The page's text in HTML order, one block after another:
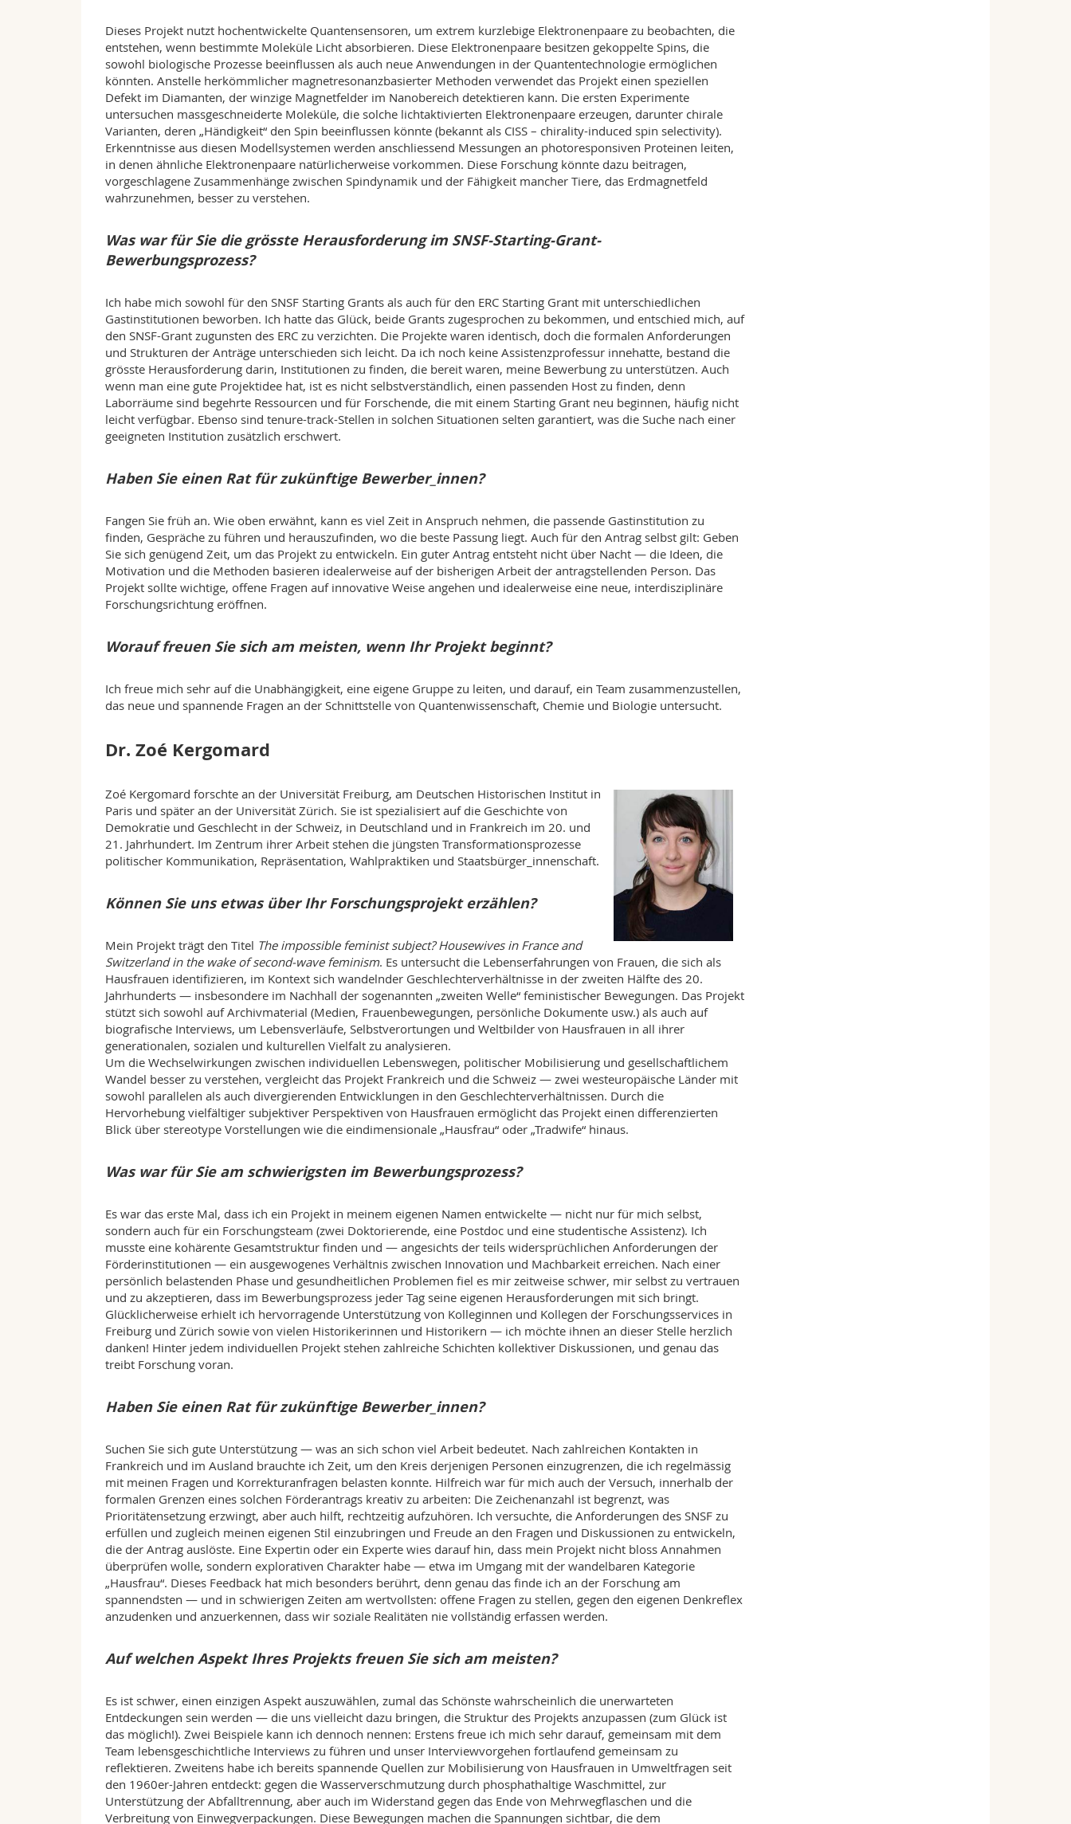
Dieses Projekt nutzt hochentwickelte Quantensensoren, um extrem kurzlebige Elektronenpaare zu beobachten, die
entstehen, wenn bestimmte Moleküle Licht absorbieren. Diese Elektronenpaare besitzen gekoppelte Spins, die
sowohl biologische Prozesse beeinflussen als auch neue Anwendungen in der Quantentechnologie ermöglichen
könnten. Anstelle herkömmlicher magnetresonanzbasierter Methoden verwendet das Projekt einen speziellen
Defekt im Diamanten, der winzige Magnetfelder im Nanobereich detektieren kann. Die ersten Experimente
untersuchen massgeschneiderte Moleküle, die solche lichtaktivierten Elektronenpaare erzeugen, darunter chirale
Varianten, deren „Händigkeit“ den Spin beeinflussen könnte (bekannt als CISS – chirality-induced spin selectivity).
Erkenntnisse aus diesen Modellsystemen werden anschliessend Messungen an photoresponsiven Proteinen leiten,
in denen ähnliche Elektronenpaare natürlicherweise vorkommen. Diese Forschung könnte dazu beitragen,
vorgeschlagene Zusammenhänge zwischen Spindynamik und der Fähigkeit mancher Tiere, das Erdmagnetfeld
wahrzunehmen, besser zu verstehen.
Was war für Sie die grösste Herausforderung im SNSF-Starting-Grant-
Bewerbungsprozess?
Ich habe mich sowohl für den SNSF Starting Grants als auch für den ERC Starting Grant mit unterschiedlichen
Gastinstitutionen beworben. Ich hatte das Glück, beide Grants zugesprochen zu bekommen, und entschied mich, auf
den SNSF-Grant zugunsten des ERC zu verzichten. Die Projekte waren identisch, doch die formalen Anforderungen
und Strukturen der Anträge unterschieden sich leicht. Da ich noch keine Assistenzprofessur innehatte, bestand die
grösste Herausforderung darin, Institutionen zu finden, die bereit waren, meine Bewerbung zu unterstützen. Auch
wenn man eine gute Projektidee hat, ist es nicht selbstverständlich, einen passenden Host zu finden, denn
Laborräume sind begehrte Ressourcen und für Forschende, die mit einem Starting Grant neu beginnen, häufig nicht
leicht verfügbar. Ebenso sind tenure-track-Stellen in solchen Situationen selten garantiert, was die Suche nach einer
geeigneten Institution zusätzlich erschwert.
Haben Sie einen Rat für zukünftige Bewerber_innen?
Fangen Sie früh an. Wie oben erwähnt, kann es viel Zeit in Anspruch nehmen, die passende Gastinstitution zu
finden, Gespräche zu führen und herauszufinden, wo die beste Passung liegt. Auch für den Antrag selbst gilt: Geben
Sie sich genügend Zeit, um das Projekt zu entwickeln. Ein guter Antrag entsteht nicht über Nacht — die Ideen, die
Motivation und die Methoden basieren idealerweise auf der bisherigen Arbeit der antragstellenden Person. Das
Projekt sollte wichtige, offene Fragen auf innovative Weise angehen und idealerweise eine neue, interdisziplinäre
Forschungsrichtung eröffnen.
Worauf freuen Sie sich am meisten, wenn Ihr Projekt beginnt?
Ich freue mich sehr auf die Unabhängigkeit, eine eigene Gruppe zu leiten, und darauf, ein Team zusammenzustellen,
das neue und spannende Fragen an der Schnittstelle von Quantenwissenschaft, Chemie und Biologie untersucht.
Dr. Zoé Kergomard
Zoé Kergomard forschte an der Universität Freiburg, am Deutschen Historischen Institut in
Paris und später an der Universität Zürich. Sie ist spezialisiert auf die Geschichte von
Demokratie und Geschlecht in der Schweiz, in Deutschland und in Frankreich im 20. und
21. Jahrhundert. Im Zentrum ihrer Arbeit stehen die jüngsten Transformationsprozesse
politischer Kommunikation, Repräsentation, Wahlpraktiken und Staatsbürger_innenschaft.
Können Sie uns etwas über Ihr Forschungsprojekt erzählen?
Mein Projekt trägt den Titel The impossible feminist subject? Housewives in France and
Switzerland in the wake of second-wave feminism. Es untersucht die Lebenserfahrungen von Frauen, die sich als
Hausfrauen identifizieren, im Kontext sich wandelnder Geschlechterverhältnisse in der zweiten Hälfte des 20.
Jahrhunderts — insbesondere im Nachhall der sogenannten „zweiten Welle“ feministischer Bewegungen. Das Projekt
stützt sich sowohl auf Archivmaterial (Medien, Frauenbewegungen, persönliche Dokumente usw.) als auch auf
biografische Interviews, um Lebensverläufe, Selbstverortungen und Weltbilder von Hausfrauen in all ihrer
generationalen, sozialen und kulturellen Vielfalt zu analysieren.
Um die Wechselwirkungen zwischen individuellen Lebenswegen, politischer Mobilisierung und gesellschaftlichem
Wandel besser zu verstehen, vergleicht das Projekt Frankreich und die Schweiz — zwei westeuropäische Länder mit
sowohl parallelen als auch divergierenden Entwicklungen in den Geschlechterverhältnissen. Durch die
Hervorhebung vielfältiger subjektiver Perspektiven von Hausfrauen ermöglicht das Projekt einen differenzierten
Blick über stereotype Vorstellungen wie die eindimensionale „Hausfrau“ oder „Tradwife“ hinaus.
Was war für Sie am schwierigsten im Bewerbungsprozess?
Es war das erste Mal, dass ich ein Projekt in meinem eigenen Namen entwickelte — nicht nur für mich selbst,
sondern auch für ein Forschungsteam (zwei Doktorierende, eine Postdoc und eine studentische Assistenz). Ich
musste eine kohärente Gesamtstruktur finden und — angesichts der teils widersprüchlichen Anforderungen der
Förderinstitutionen — ein ausgewogenes Verhältnis zwischen Innovation und Machbarkeit erreichen. Nach einer
persönlich belastenden Phase und gesundheitlichen Problemen fiel es mir zeitweise schwer, mir selbst zu vertrauen
und zu akzeptieren, dass im Bewerbungsprozess jeder Tag seine eigenen Herausforderungen mit sich bringt.
Glücklicherweise erhielt ich hervorragende Unterstützung von Kolleginnen und Kollegen der Forschungsservices in
Freiburg und Zürich sowie von vielen Historikerinnen und Historikern — ich möchte ihnen an dieser Stelle herzlich
danken! Hinter jedem individuellen Projekt stehen zahlreiche Schichten kollektiver Diskussionen, und genau das
treibt Forschung voran.
Haben Sie einen Rat für zukünftige Bewerber_innen?
Suchen Sie sich gute Unterstützung — was an sich schon viel Arbeit bedeutet. Nach zahlreichen Kontakten in
Frankreich und im Ausland brauchte ich Zeit, um den Kreis derjenigen Personen einzugrenzen, die ich regelmässig
mit meinen Fragen und Korrekturanfragen belasten konnte. Hilfreich war für mich auch der Versuch, innerhalb der
formalen Grenzen eines solchen Förderantrags kreativ zu arbeiten: Die Zeichenanzahl ist begrenzt, was
Prioritätensetzung erzwingt, aber auch hilft, rechtzeitig aufzuhören. Ich versuchte, die Anforderungen des SNSF zu
erfüllen und zugleich meinen eigenen Stil einzubringen und Freude an den Fragen und Diskussionen zu entwickeln,
die der Antrag auslöste. Eine Expertin oder ein Experte wies darauf hin, dass mein Projekt nicht bloss Annahmen
überprüfen wolle, sondern explorativen Charakter habe — etwa im Umgang mit der wandelbaren Kategorie
„Hausfrau“. Dieses Feedback hat mich besonders berührt, denn genau das finde ich an der Forschung am
spannendsten — und in schwierigen Zeiten am wertvollsten: offene Fragen zu stellen, gegen den eigenen Denkreflex
anzudenken und anzuerkennen, dass wir soziale Realitäten nie vollständig erfassen werden.
Auf welchen Aspekt Ihres Projekts freuen Sie sich am meisten?
Es ist schwer, einen einzigen Aspekt auszuwählen, zumal das Schönste wahrscheinlich die unerwarteten
Entdeckungen sein werden — die uns vielleicht dazu bringen, die Struktur des Projekts anzupassen (zum Glück ist
das möglich!). Zwei Beispiele kann ich dennoch nennen: Erstens freue ich mich sehr darauf, gemeinsam mit dem
Team lebensgeschichtliche Interviews zu führen und unser Interviewvorgehen fortlaufend gemeinsam zu
reflektieren. Zweitens habe ich bereits spannende Quellen zur Mobilisierung von Hausfrauen in Umweltfragen seit
den 1960er-Jahren entdeckt: gegen die Wasserverschmutzung durch phosphathaltige Waschmittel, zur
Unterstützung der Abfalltrennung, aber auch im Widerstand gegen das Ende von Mehrwegflaschen und die
Verbreitung von Einwegverpackungen. Diese Bewegungen machen die Spannungen sichtbar, die dem